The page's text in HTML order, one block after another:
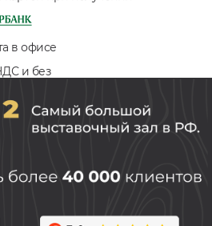
в офисе
и без